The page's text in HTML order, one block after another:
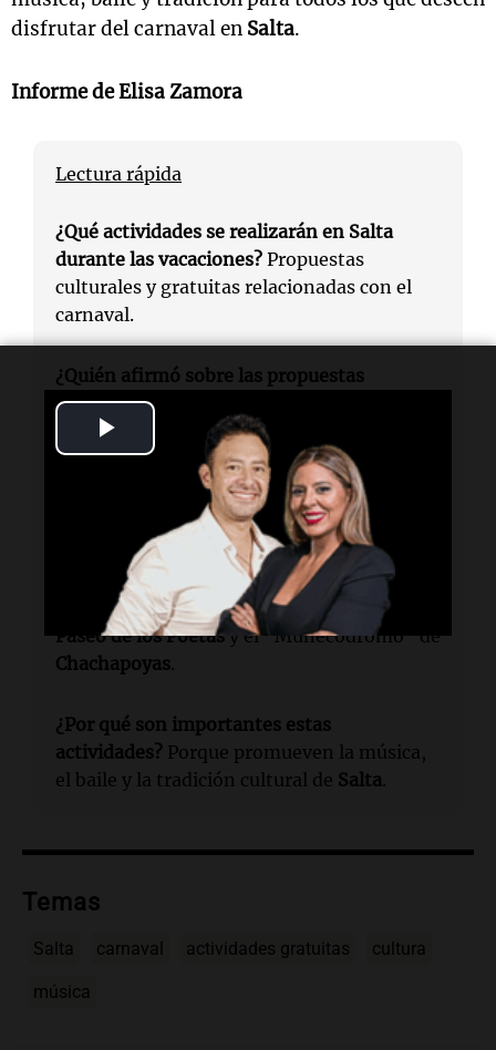
Video
disfrutar del carnaval en Salta.
Informe de Elisa Zamora
Lectura rápida
¿Qué actividades se realizarán en Salta
durante las vacaciones? Propuestas
culturales y gratuitas relacionadas con el
carnaval.
¿Quién afirmó sobre las propuestas
culturales?
Ente de Turismo Municipal
¿Cuándo se llevará a cabo el carnaval en
Desde el 12 hasta el 17 de febrero.
¿Dónde se celebrarán las actividades del
carnaval?En distintos lugares como el
Paseo de los Poetas y el "Muñecódromo" de
Chachapoyas.
¿Por qué son importantes estas
actividades? Porque promueven la música,
el baile y la tradición cultural de Salta.
Temas
Salta carnaval actividades gratuitas cultura
música